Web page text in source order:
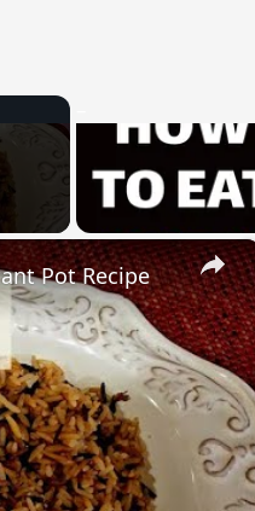
×
Pot Recipe